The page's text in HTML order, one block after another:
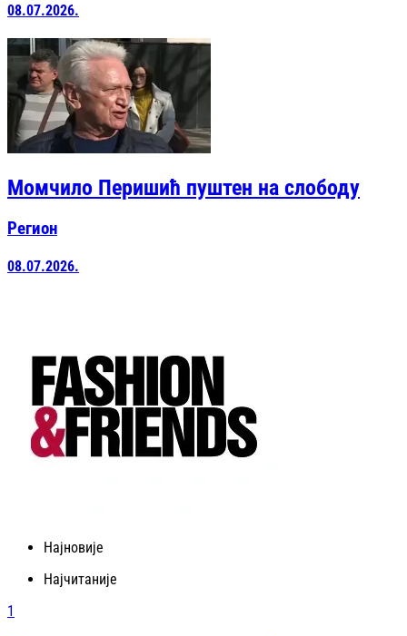
08.07.2026.
Момчило Перишић пуштен на слободу
Регион
08.07.2026.
Најновије
Најчитаније
1